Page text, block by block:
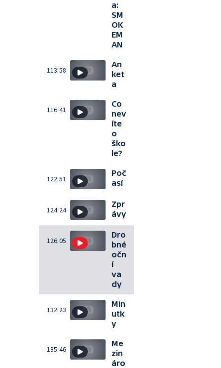
a:
SM
OK
EM
AN
113:58
An
ket
a
116:41
Co
nev
íte
o
ško
le?
122:51
Poč
así
124:24
Zpr
ávy
126:05
Dro
bné
očn
í
va
dy
132:23
Min
utk
y
135:46
Me
zin
áro